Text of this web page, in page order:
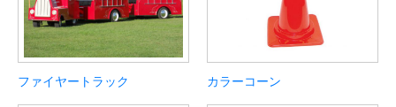
ファイヤートラック カラーコーン